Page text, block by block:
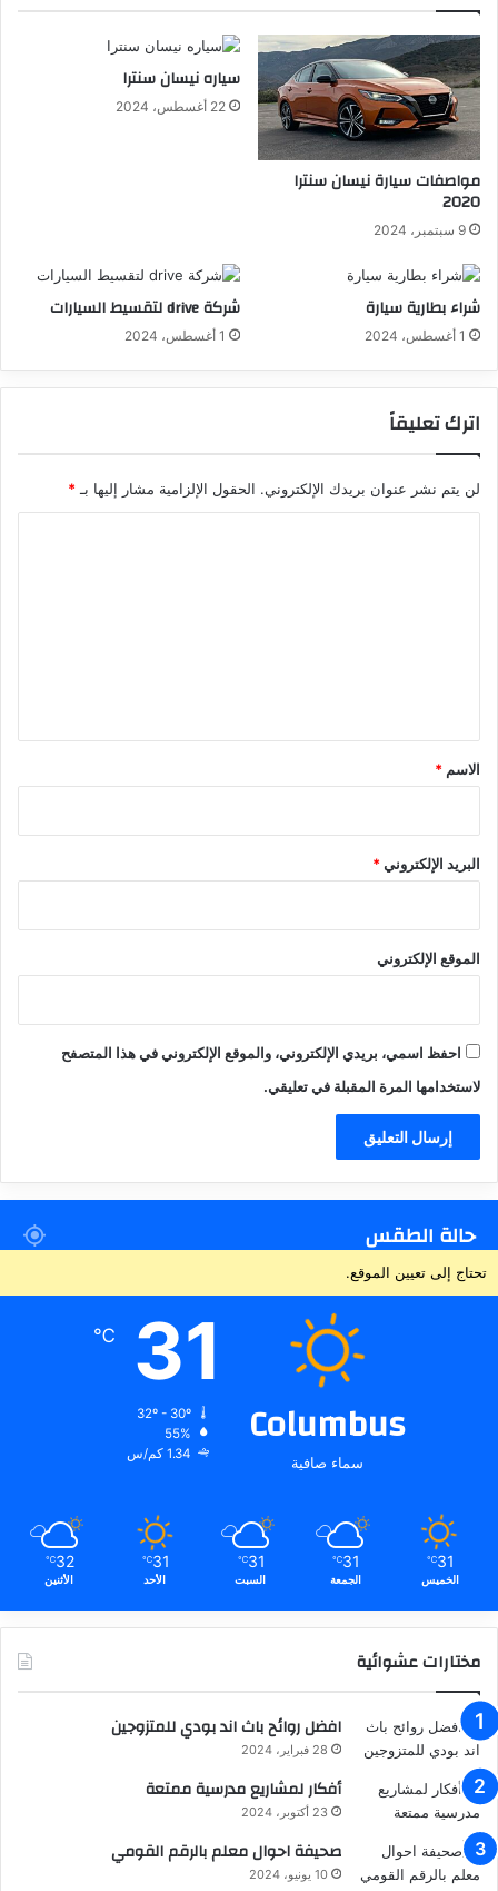
مواصفات سيارة نيسان سنترا
2020
9 سبتمبر، 2024
سياره نيسان سنترا
22 أغسطس، 2024
شراء بطارية سيارة
1 أغسطس، 2024
شركة drive لتقسيط السيارات
1 أغسطس، 2024
اترك تعليقاً
لن يتم نشر عنوان بريدك الإلكتروني. الحقول الإلزامية مشار إليها بـ *
*
الاسم *
البريد الإلكتروني*
الموقع الإلكتروني
احفظ اسمي، بريدي الإلكتروني، والموقع الإلكتروني في هذا المتصفح
لاستخدامها المرة المقبلة في تعليقي.
حالة الطقس
تحتاج إلى تعيين الموقع.
Columbus
سماء صافية
31
℃
55%
1.34 كم/س
31
℃
الخميس
31
℃
الجمعة
31
℃
السبت
31
℃
الأحد
32
℃
الأثنين
مختارات عشوائية
افضل روائح باث اند بودي للمتزوجين
28 فبراير، 2024
أفكار لمشاريع مدرسية ممتعة
23 أكتوبر، 2024
صحيفة احوال معلم بالرقم القومي
10 يونيو، 2024